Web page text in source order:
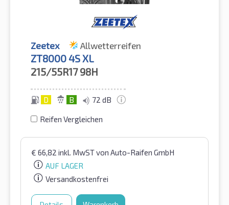
Zeetex Allwetterreifen
ZT8000 4S XL
215/55R17 98H
D B 72 dB
Reifen Vergleichen
€ 66,82 inkl. MwSTvon Auto-Raifen GmbH
AUF LAGER
Versandkostenfrei